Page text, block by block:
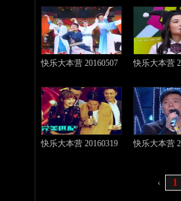
快乐大本营 20160507 快乐大本营
快乐大本营 20160319 快乐大本营
‹ 1